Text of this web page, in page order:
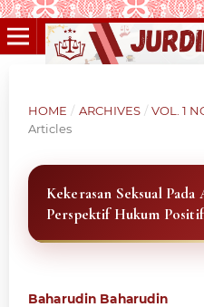
HOME / ARCHIVES / VOL. 1
Articles
Kekerasan Seksual
Perspektif Hukum
Baharudin Baharudin